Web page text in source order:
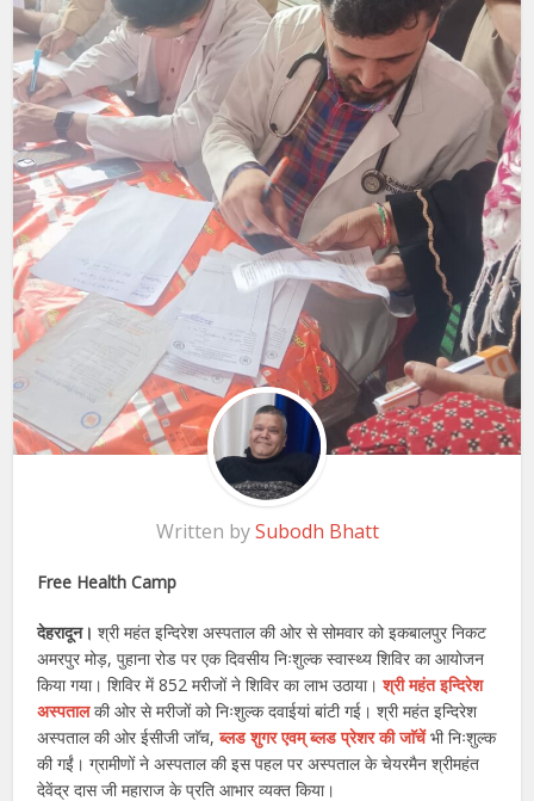
Written bySubodh Bhatt
Free Health Camp
देहरादून।श्री महंत इन्दिरेश अस्पताल की ओर से सोमवार को इकबालपुर निकट
अमरपुर मोड़, पुहाना रोड पर एक दिवसीय निःशुल्क स्वास्थ्य शिविर का आयोजन
किया गया। शिविर में 852 मरीजों ने शिविर का लाभ उठाया।श्री महंत इन्दिरेश
अस्पतालकी ओर से मरीजों को निःशुल्क दवाईयां बांटी गई। श्री महंत इन्दिरेश
अस्पताल की ओर ईसीजी जाॅच,ब्लड शुगर एवम् ब्लड प्रेशर की जाॅचेंभी निःशुल्क
की गईं। ग्रामीणों ने अस्पताल की इस पहल पर अस्पताल के चेयरमैन श्रीमहंत
देवेंद्र दास जी महाराज के प्रति आभार व्यक्त किया।